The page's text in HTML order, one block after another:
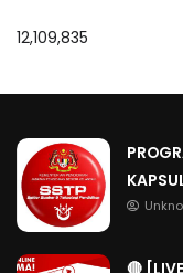
12,109,835
🔴